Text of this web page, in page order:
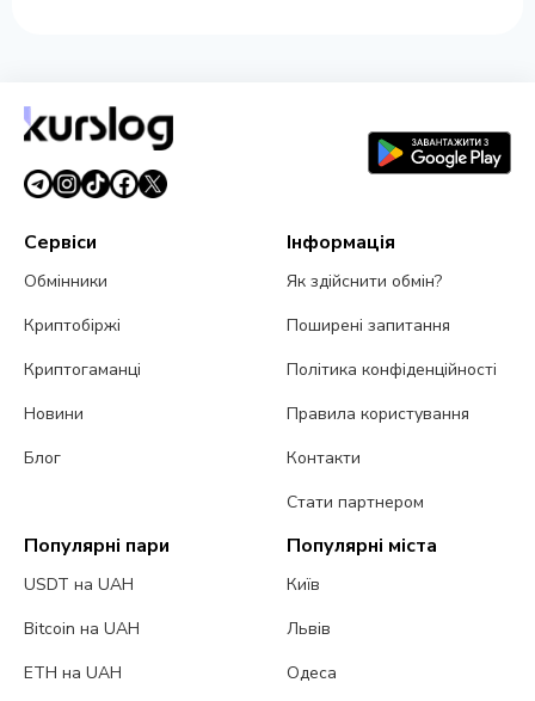
Сервіси
Обмінники
Криптобіржі
Криптогаманці
Новини
Блог
Інформація
Як здійснити обмін?
Поширені запитання
Політика конфіденційності
Правила користування
Контакти
Стати партнером
Популярні пари
USDT на UAH
Bitcoin на UAH
ETH на UAH
Популярні міста
Київ
Львів
Одеса